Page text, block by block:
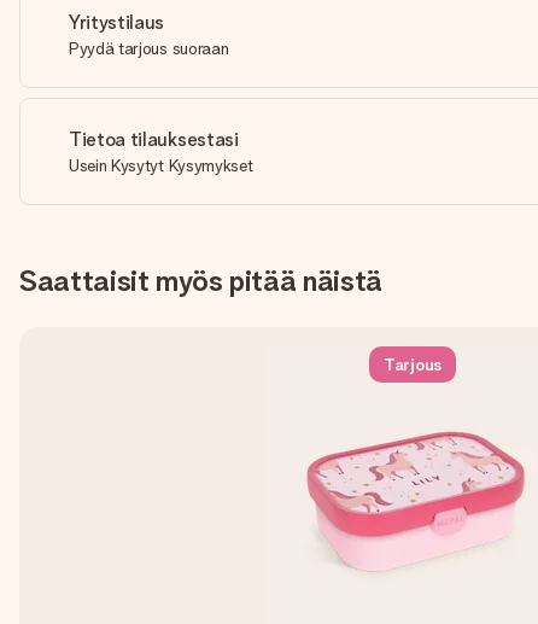
Yritystilaus
Pyydä tarjous suoraan
Tietoa tilauksestasi
Usein Kysytyt Kysymykset
Saattaisit myös pitää näistä
Tarjous